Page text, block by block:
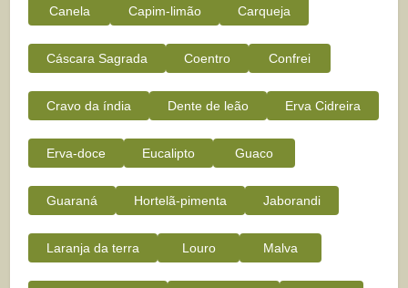
Canela Capim-limão Carqueja
Cáscara Sagrada Coentro Confrei
Cravo da índia Dente de leão Erva Cidreira
Erva-doce Eucalipto Guaco
Guaraná Hortelã-pimenta Jaborandi
Laranja da terra Louro Malva